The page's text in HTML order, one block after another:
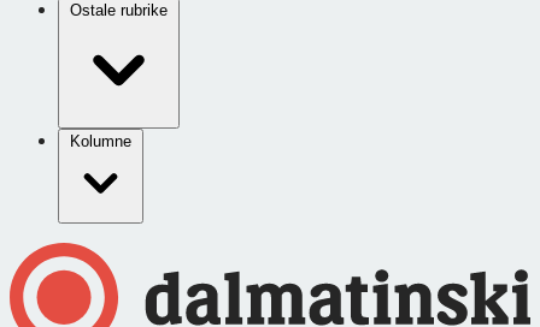
Ostale rubrike
Kolumne